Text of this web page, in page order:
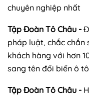
chuyên nghiệp nhất
Tập Đoàn Tô Châu -
pháp luật, chắc chắn
khách hàng với hơn
sang tên đổi biển ô tô
Tập Đoàn Tô Châu -